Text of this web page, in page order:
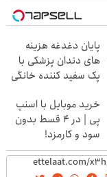
پایان دغدغه هزینه
های دندان پزشکی با
پک سفید کننده خانگی
خرید موبایل با اسنپ
پی | در ۴ قسط بدون
سود و کارمزد!